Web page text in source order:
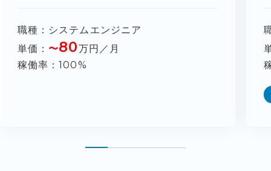
職種
システムエンジニア
単価
〜80万円／月
稼働率
100%